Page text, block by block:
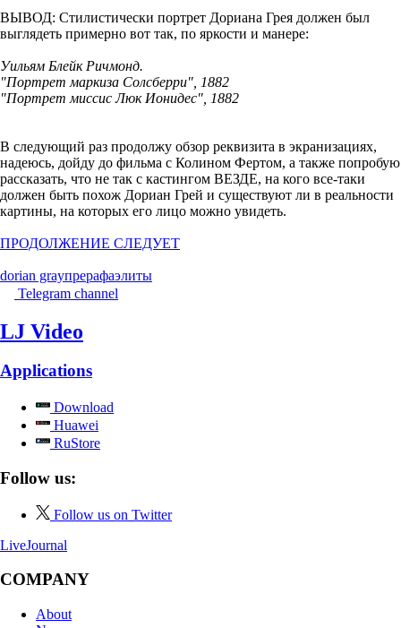
ВЫВОД: Стилистически портрет Дориана Грея должен был
выглядеть примерно вот так, по яркости и манере:
Уильям Блейк Ричмонд.
"Портрет маркиза Солсберри", 1882
"Портрет миссис Люк Ионидес", 1882
В следующий раз продолжу обзор реквизита в экранизациях,
надеюсь, дойду до фильма с Колином Фертом, а также попробую
рассказать, что не так с кастингом ВЕЗДЕ, на кого все-таки
должен быть похож Дориан Грей и существуют ли в реальности
картины, на которых его лицо можно увидеть.
ПРОДОЛЖЕНИЕ СЛЕДУЕТ
dorian grayпрерафаэлиты
Telegram channel
LJ Video
Applications
Download
Huawei
RuStore
Follow us:
Follow us on Twitter
LiveJournal
COMPANY
About